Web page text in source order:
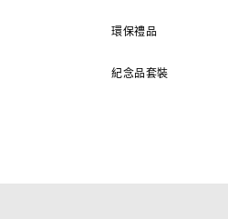
環保禮品
紀念品套裝